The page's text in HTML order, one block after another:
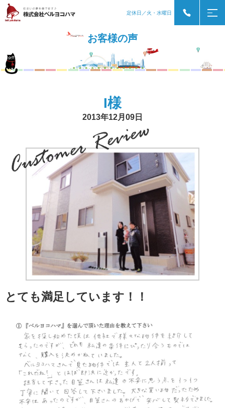
定休日／火・水曜日
お客様の声
I様
2013年12月09日
とても満足しています！！